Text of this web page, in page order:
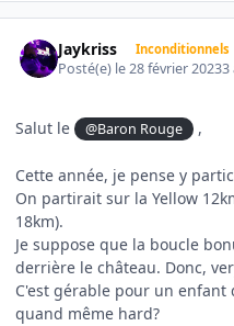
Jaykriss Inconditionnels
Posté(e) le 28 février 20233
Salut le @Baron Rouge ,
Cette année, je pense y
On partirait sur la Yellow
18km).
Je suppose que la boucle
derrière le château. Donc,
C'est gérable pour un enfant
quand même hard?